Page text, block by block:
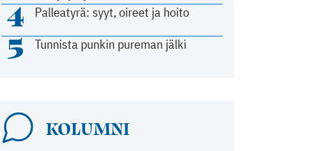
4 Palleatyrä: syyt, oireet ja hoito
5 Tunnista punkin pureman jälki
KOLUMNI